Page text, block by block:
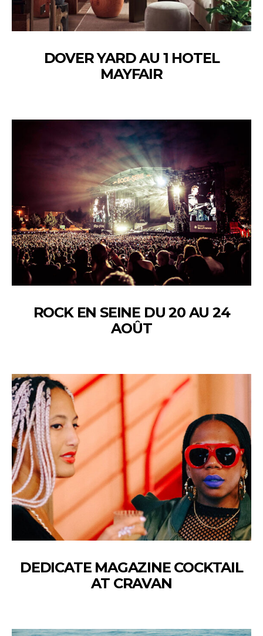
DOVER YARD AU 1 HOTEL
MAYFAIR
ROCK EN SEINE DU 20 AU 24
AOÛT
DEDICATE MAGAZINE COCKTAIL
AT CRAVAN